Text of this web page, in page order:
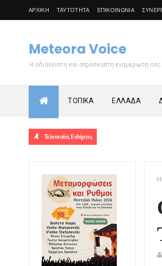
ΑΡΧΙΚΗ ΤΑΥΤΟΤΗΤΑ ΕΠΙΚΟΙΝΩΝΙΑ
Meteora Voice
Η αδιάλειπτη και απρόσκοπτη ενημέρωση
ΤΟΠΙΚΑ ΕΛΛΑΔΑ
Τελευταίες Ειδήσεις